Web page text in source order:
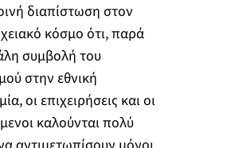
διαπίστωση στον
κόσμο ότι, παρά
συμβολή του
στην εθνική
οι επιχειρήσεις και οι
καλούνται πολύ